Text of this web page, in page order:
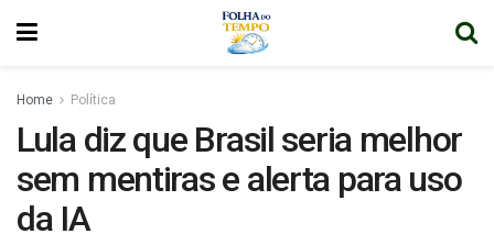
Home Política
Lula diz que Brasil seria melhor
sem mentiras e alerta para uso
da IA